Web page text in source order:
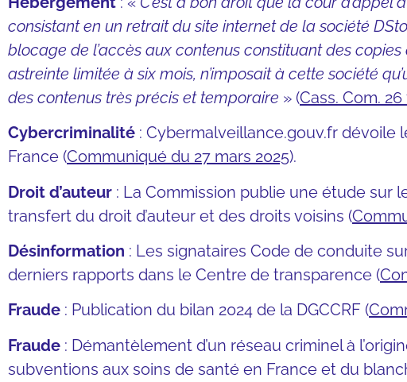
consistant en un retrait du site internet de la société
blocage de l’accès aux contenus constituant des copies
astreinte limitée à six mois, n’imposait à cette société
des contenus très précis et temporaire » (Cass. Com.
Cybercriminalité : Cybermalveillance.gouv.fr dévoile
France (Communiqué du 27 mars 2025).
Droit d’auteur : La Commission publie une étude sur
transfert du droit d’auteur et des droits voisins (
Désinformation : Les signataires Code de conduite
derniers rapports dans le Centre de transparence (
Fraude : Publication du bilan 2024 de la DGCCRF (
Fraude : Démantèlement d’un réseau criminel à
subventions aux soins de santé en France et du